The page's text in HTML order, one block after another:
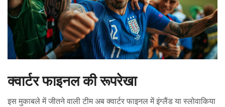
क्वार्टर फाइनल की रूपरेखा
इस मुकाबले में जीतने वाली टीम अब क्वार्टर फाइनल में इंग्लैंड या स्लोवाकिया